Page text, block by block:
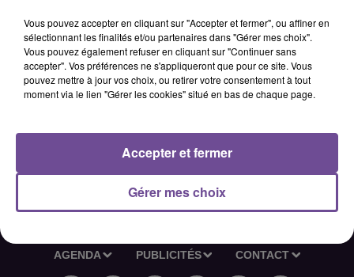
chargement et déchargement de camions, de l’aide au
personnel ainsi que de la manutention. Le poste est à
pourvoir en CDD, pour une durée de 6 mois, à temps plein.
Les débutants sont acceptés.
AGENDA PUBLICITÉS CONTACT
Vous pouvez accepter en cliquant sur "Accepter et fermer", ou affiner en
sélectionnant les finalités et/ou partenaires dans "Gérer mes choix".
Vous pouvez également refuser en cliquant sur "Continuer sans
accepter". Vos préférences ne s'appliqueront que pour ce site. Vous
pouvez mettre à jour vos choix, ou retirer votre consentement à tout
moment via le lien "Gérer les cookies" situé en bas de chaque page.
Gérer mes choix
Accepter et fermer